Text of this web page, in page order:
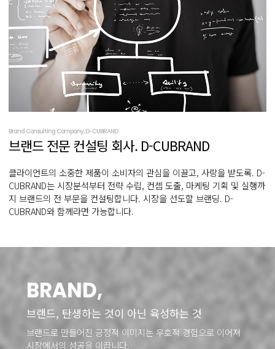
Brand Consulting Company, D-CUBRAND
브랜드 전문컨설팅 회사. D-CUBRAND
클라이언트의 소중한 제품이 소비자의 관심을 이끌고, 사랑을 받도록. D-
CUBRAND는 시장분석부터 전략 수립, 컨셉 도출, 마케팅 기획 및 실행까
지 브랜드의 전 부문을 컨설팅합니다. 시장을 선도할 브랜딩. D-
CUBRAND와 함께라면 가능합니다.
BRAND,
브랜드, 탄생하는 것이 아닌 육성하는 것
브랜드로 만들어진 긍정적 이미지는 우호적 경험으로 이어져
시장에서의 성공을 이끕니다.